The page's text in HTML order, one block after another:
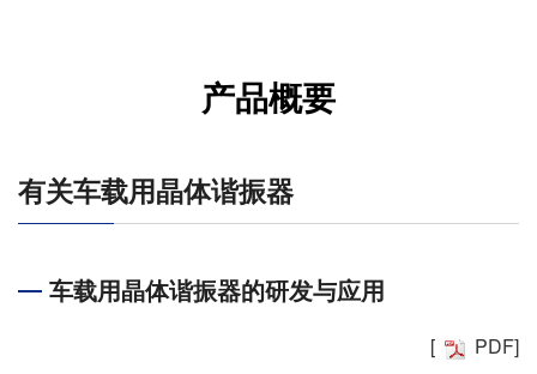
产品概要
有关车载用晶体谐振器
车载用晶体谐振器的研发与应用
[ PDF]